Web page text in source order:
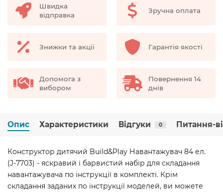
Швидка
відправка
Зручна оплата
Знижки та акції Гарантія якості
Допомога з
вибором
Повернення 14
днів
Опис Характеристики Відгуки 0 Питання-
Конструктор дитячий Build&Play Навантажувач 84 ел.
(J-7703) - яскравий і барвистий набір для складання
навантажувача по інструкції в комплекті. Крім
складання заданих по інструкції моделей, ви можете